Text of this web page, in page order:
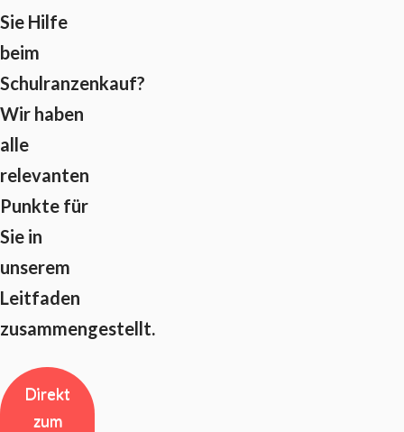
Sie Hilfe
beim
Schulranzenkauf?
Wir haben
alle
relevanten
Punkte für
Sie in
unserem
Leitfaden
zusammengestellt.
Direkt
zum